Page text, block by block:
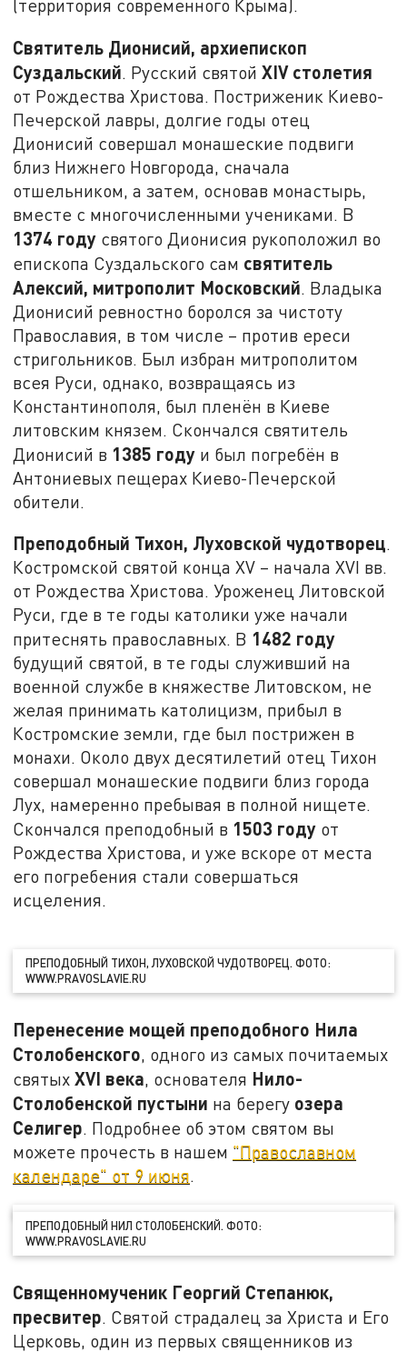
(территория современного Крыма).
Святитель Дионисий, архиепископ
Суздальский. Русский святойXIVстолетия
от Рождества Христова. Постриженик Киево-
Печерской лавры, долгие годы отец
Дионисий совершал монашеские подвиги
близ Нижнего Новгорода, сначала
отшельником, а затем, основав монастырь,
вместе с многочисленными учениками. В
1374 году святого Дионисия рукоположил во
епископа Суздальского сам святитель
Алексий, митрополит Московский. Владыка
Дионисий ревностно боролся за чистоту
Православия, в том числе – против ереси
стригольников. Был избран митрополитом
всея Руси, однако, возвращаясь из
Константинополя, был пленён в Киеве
литовским князем. Скончался святитель
Дионисий в 1385 году и был погребён в
Антониевых пещерах Киево-Печерской
обители.
Преподобный Тихон, Луховской чудотворец.
Костромской святой конца XV – начала XVI вв.
от Рождества Христова. Уроженец Литовской
Руси, где в те годы католики уже начали
притеснять православных. В 1482 году
будущий святой, в те годы служивший на
военной службе в княжестве Литовском, не
желая принимать католицизм, прибыл в
Костромские земли, где был пострижен в
монахи. Около двух десятилетий отец Тихон
совершал монашеские подвиги близ города
Лух, намеренно пребывая в полной нищете.
Скончался преподобный в 1503 году от
Рождества Христова, и уже вскоре от места
его погребения стали совершаться
исцеления.
ПРЕПОДОБНЫЙ ТИХОН, ЛУХОВСКОЙ ЧУДОТВОРЕЦ. ФОТО:
WWW.PRAVOSLAVIE.RU
Перенесение мощей преподобного Нила
Столобенского , одного из самых почитаемых
святыхXVI века , основателя Нило-
Столобенской пустыни на берегу озера
Селигер . Подробнее об этом святом вы
можете прочесть в нашем "Православном
календаре" от 9 июня
ПРЕПОДОБНЫЙ НИЛ СТОЛОБЕНСКИЙ. ФОТО:
WWW.PRAVOSLAVIE.RU
Священномученик Георгий Степанюк,
пресвитер. Святой страдалец за Христа и Его
Церковь, один из первых священников из